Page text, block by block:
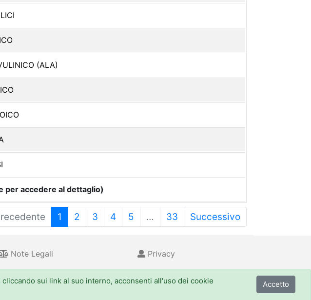
(ALA)
per accedere al dettaglio)
1 2 3 4 5 … 33 Successivo
Note Legali Privacy
051.5271
sui link al suo interno, acconsenti all'uso dei cookie
Accetto